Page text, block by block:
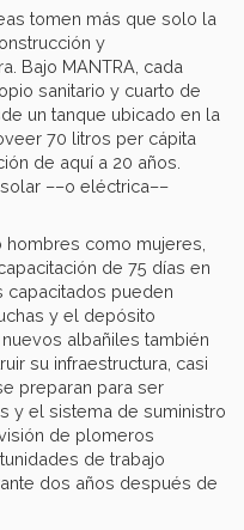
tomen más que solo la
y
Bajo MANTRA, cada
sanitario y cuarto de
un tanque ubicado en la
70 litros per cápita
de aquí a 20 años.
––o eléctrica––
como mujeres,
de 75 días en
capacitados pueden
y el depósito
albañiles también
su infraestructura, casi
preparan para ser
y el sistema de suministro
de plomeros
de trabajo
dos años después de